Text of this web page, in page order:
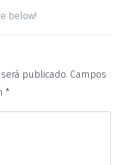
below!
publicado. Campos
*